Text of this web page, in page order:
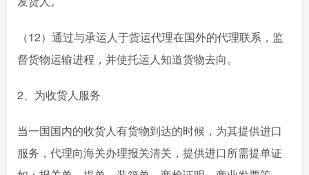
（12）通过与承运人于货运代理在国外的代理联系，监
督货物运输进程，并使托运人知道货物去向。
2、为收货人服务
当一国国内的收货人有货物到达的时候，为其提供进口
服务，代理向海关办理报关清关，提供进口所需提单证